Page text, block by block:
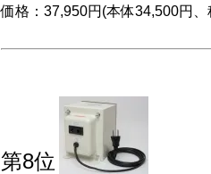
価格：37,950円(本体34,500円
第8位